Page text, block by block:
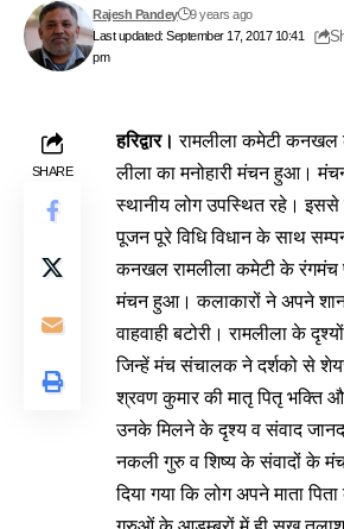
Last updated: September 17, 2017 10:41
pm
Rajesh Pandey 9 years ago
SHARE
हरिद्वार। रामलीला कमेटी
लीला का मनोहारी मंचन हुआ।
स्थानीय लोग उपस्थित रहे। इससे
पूजन पूरे विधि विधान के साथ
कनखल रामलीला कमेटी के रंगमंच
मंचन हुआ। कलाकारों ने अपने
वाहवाही बटोरी। रामलीला के
जिन्हें मंच संचालक ने दर्शको से
श्रवण कुमार की मातृ पितृ ​भक्ति
उनके मिलने के दृश्य व संवाद
नकली गुरु व शिष्य के संवादों के
दिया गया कि लोग अपने माता